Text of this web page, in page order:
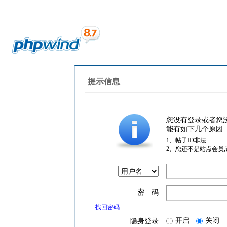
提示信息
您没有登录或者您
能有如下几个原因
1、帖子ID非法
2、您还不是站点会员
密 码
找回密码
隐身登录 开启 关闭